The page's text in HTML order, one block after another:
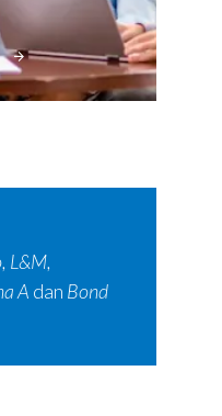
L&M,
A dan Bond